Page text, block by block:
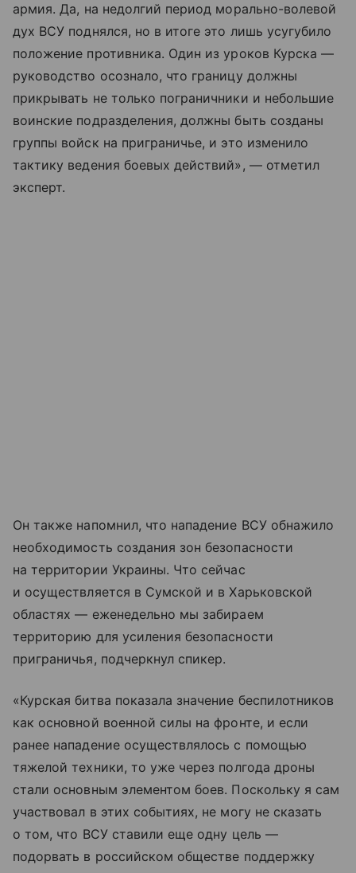
армия. Да, на недолгий период морально-волевой
дух ВСУ поднялся, но в итоге это лишь усугубило
положение противника. Один из уроков Курска —
руководство осознало, что границу должны
прикрывать не только пограничники и небольшие
воинские подразделения, должны быть созданы
группы войск на приграничье, и это изменило
тактику ведения боевых действий», — отметил
эксперт.
Он также напомнил, что нападение ВСУ обнажило
необходимость создания зон безопасности
на территории Украины. Что сейчас
и осуществляется в Сумской и в Харьковской
областях — еженедельно мы забираем
территорию для усиления безопасности
приграничья, подчеркнул спикер.
«Курская битва показала значение беспилотников
как основной военной силы на фронте, и если
ранее нападение осуществлялось с помощью
тяжелой техники, то уже через полгода дроны
стали основным элементом боев. Поскольку я сам
участвовал в этих событиях, не могу не сказать
о том, что ВСУ ставили еще одну цель —
подорвать в российском обществе поддержку